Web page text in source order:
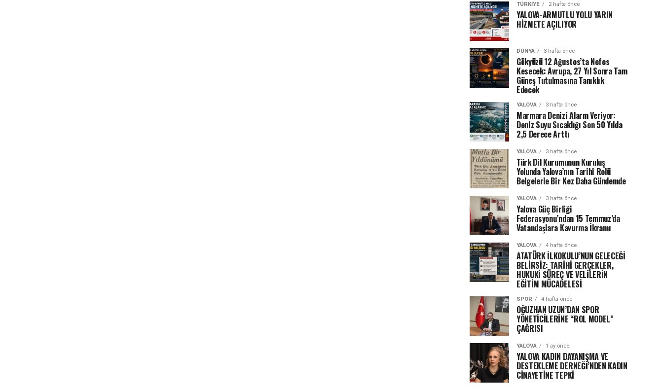
TÜRKIYE 2 hafta önce
YALOVA-ARMUTLU YOLU YARIN
HİZMETE AÇILIYOR
DÜNYA 3 hafta önce
Gökyüzü 12 Ağustos’ta Nefes
Kesecek: Avrupa, 27 Yıl Sonra Tam
Güneş Tutulmasına Tanıklık
Edecek
YALOVA 3 hafta önce
Marmara Denizi Alarm Veriyor:
Deniz Suyu Sıcaklığı Son 50 Yılda
2,5 Derece Arttı
YALOVA 3 hafta önce
Türk Dil Kurumunun Kuruluş
Yolunda Yalova’nın Tarihî Rolü
Belgelerle Bir Kez Daha Gündemde
YALOVA 3 hafta önce
Yalova Güç Birliği
Federasyonu’ndan 15 Temmuz’da
Vatandaşlara Kavurma İkramı
YALOVA 4 hafta önce
ATATÜRK İLKOKULU’NUN GELECEĞİ
BELİRSİZ: TARİHİ GERÇEKLER,
HUKUKİ SÜREÇ VE VELİLERİN
EĞİTİM MÜCADELESİ
SPOR 4 hafta önce
OĞUZHAN UZUN’DAN SPOR
YÖNETİCİLERİNE “ROL MODEL”
ÇAĞRISI
YALOVA 1 ay önce
YALOVA KADIN DAYANIŞMA VE
DESTEKLEME DERNEĞİ’NDEN KADIN
CİNAYETİNE TEPKİ